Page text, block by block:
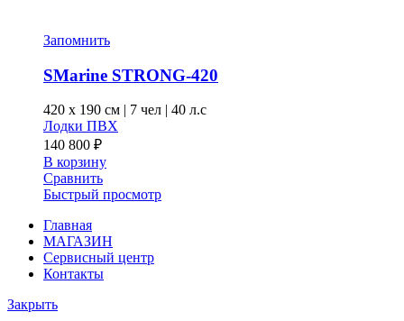
Запомнить
SMarine STRONG-420
420 x 190 см | 7 чел | 40 л.с
Лодки ПВХ
140 800 ₽
В корзину
Сравнить
Быстрый просмотр
Главная
МАГАЗИН
Сервисный центр
Контакты
Закрыть